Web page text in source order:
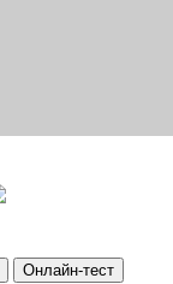
Онлайн-тест